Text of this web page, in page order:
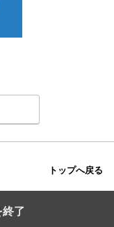
トップへ戻る
了